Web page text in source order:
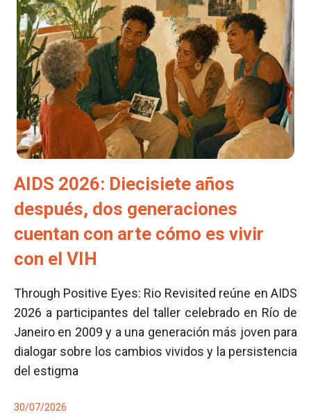
AIDS 2026: Diecisiete años
después, dos generaciones
cuentan con arte cómo es vivir
con el VIH
Through Positive Eyes: Rio Revisited reúne en AIDS
2026 a participantes del taller celebrado en Río de
Janeiro en 2009 y a una generación más joven para
dialogar sobre los cambios vividos y la persistencia
del estigma
30/07/2026